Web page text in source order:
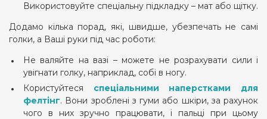
Використовуйте спеціальну підкладку – мат або щітку.
Додамо кілька порад, які, швидше, убезпечать не самі
голки, а Ваші руки під час роботи:
Не валяйте на вазі – можете не розрахувати сили і
увігнати голку, наприклад, собі в ногу.
Користуйтеся спеціальними наперстками для
фелтінг. Вони зроблені з гуми або шкіри, за рахунок
чого в них зручно працювати, і пальці при цьому